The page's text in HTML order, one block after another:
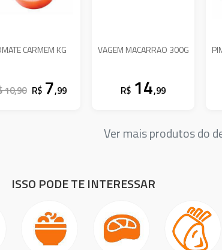
CARMEM KG
10,90 R$ 7,99
VAGEM MACARRAO 300G
R$ 14,99
Ver mais produtos do
ISSO PODE TE INTERESSAR